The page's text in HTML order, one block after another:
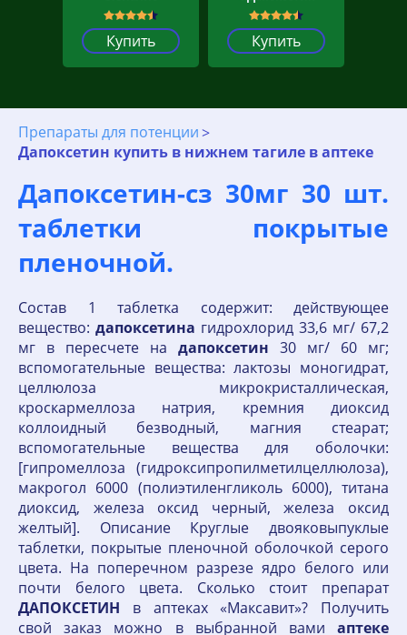
Купить Купить
Препараты для потенции
Дапоксетин купить в нижнем тагиле в аптеке
Дапоксетин-сз 30мг 30 шт.
таблетки покрытые
пленочной.
Состав 1 таблетка содержит: действующее
вещество: дапоксетина гидрохлорид 33,6 мг/ 67,2
мг в пересчете на дапоксетин 30 мг/ 60 мг;
вспомогательные вещества: лактозы моногидрат,
целлюлоза микрокристаллическая,
кроскармеллоза натрия, кремния диоксид
коллоидный безводный, магния стеарат;
вспомогательные вещества для оболочки:
[гипромеллоза (гидроксипропилметилцеллюлоза),
макрогол 6000 (полиэтиленгликоль 6000), титана
диоксид, железа оксид черный, железа оксид
желтый]. Описание Круглые двояковыпуклые
таблетки, покрытые пленочной оболочкой серого
цвета. На поперечном разрезе ядро белого или
почти белого цвета. Сколько стоит препарат
ДАПОКСЕТИН в аптеках «Максавит»? Получить
свой заказ можно в выбранной вами аптеке